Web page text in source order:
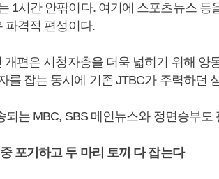
1시간 안팎이다. 여기에 스포츠뉴스 등
파격적 편성이다.
개편은 시청자층을 더욱 넓히기 위해 양
를 잡는 동시에 기존 JTBC가 주력하던
되는 MBC, SBS 메인뉴스와 정면승부도
포기하고 두 마리 토끼 다 잡는다